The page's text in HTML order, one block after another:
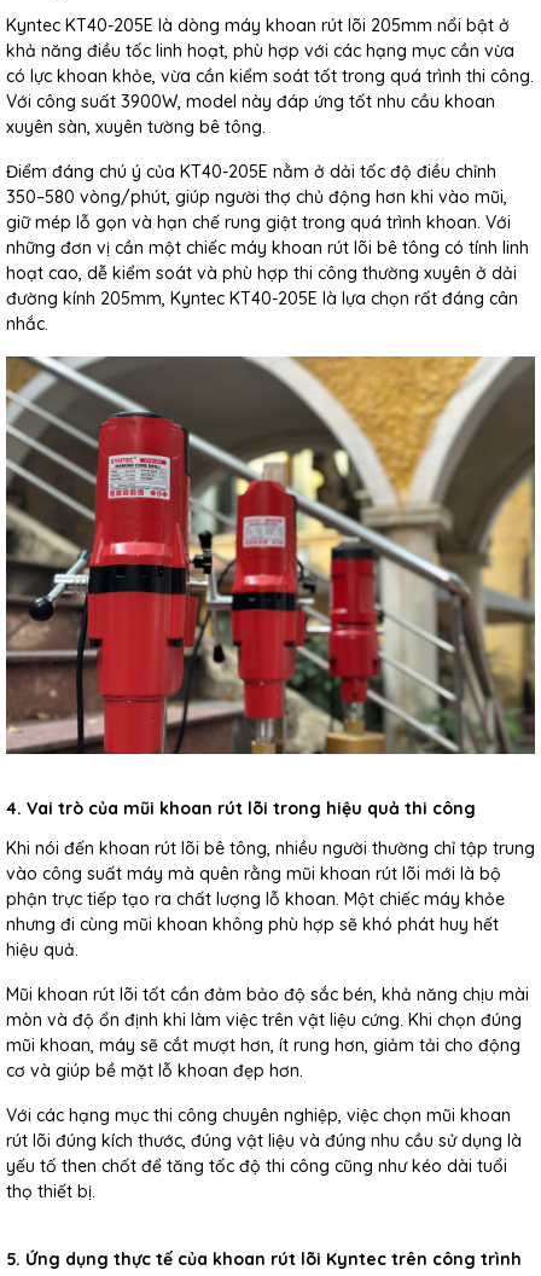
Kyntec KT40-205E là dòng máy khoan rút lõi 205mm nổi bật ở
khả năng điều tốc linh hoạt, phù hợp với các hạng mục cần vừa
có lực khoan khỏe, vừa cần kiểm soát tốt trong quá trình thi công.
Với công suất 3900W, model này đáp ứng tốt nhu cầu khoan
xuyên sàn, xuyên tường bê tông.
Điểm đáng chú ý của KT40-205E nằm ở dải tốc độ điều chỉnh
350–580 vòng/phút, giúp người thợ chủ động hơn khi vào mũi,
giữ mép lỗ gọn và hạn chế rung giật trong quá trình khoan. Với
những đơn vị cần một chiếc máy khoan rút lõi bê tông có tính linh
hoạt cao, dễ kiểm soát và phù hợp thi công thường xuyên ở dải
đường kính 205mm, Kyntec KT40-205E là lựa chọn rất đáng cân
nhắc.
4. Vai trò của mũi khoan rút lõi trong hiệu quả thi công
Khi nói đến khoan rút lõi bê tông, nhiều người thường chỉ tập trung
vào công suất máy mà quên rằng mũi khoan rút lõi mới là bộ
phận trực tiếp tạo ra chất lượng lỗ khoan. Một chiếc máy khỏe
nhưng đi cùng mũi khoan không phù hợp sẽ khó phát huy hết
hiệu quả.
Mũi khoan rút lõi tốt cần đảm bảo độ sắc bén, khả năng chịu mài
mòn và độ ổn định khi làm việc trên vật liệu cứng. Khi chọn đúng
mũi khoan, máy sẽ cắt mượt hơn, ít rung hơn, giảm tải cho động
cơ và giúp bề mặt lỗ khoan đẹp hơn.
Với các hạng mục thi công chuyên nghiệp, việc chọn mũi khoan
rút lõi đúng kích thước, đúng vật liệu và đúng nhu cầu sử dụng là
yếu tố then chốt để tăng tốc độ thi công cũng như kéo dài tuổi
thọ thiết bị.
5. Ứng dụng thực tế của khoan rút lõi Kyntec trên công trình